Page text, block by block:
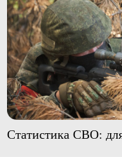
Статистика СВО: